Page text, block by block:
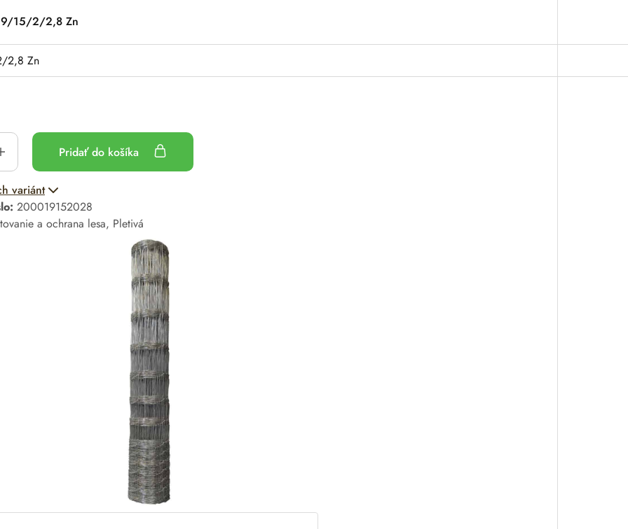
15/2/2,8 Zn
Pridať do košíka
variánt
200019152028
a ochrana lesa, Pletivá